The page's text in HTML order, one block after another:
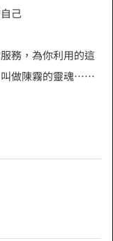
己
務，為你利用的這
叫做陳霧的靈魂……